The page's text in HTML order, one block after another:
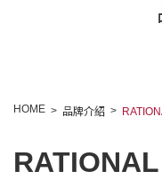
HOME 品牌介紹